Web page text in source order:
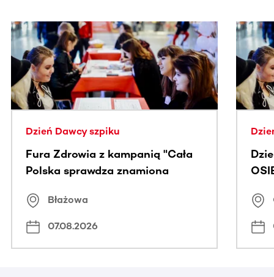
Ta sekcja zawiera treści przewijane w poziomie. Użyj
Dzień Dawcy szpiku
Fura Zdrowia z kampanią "Cała
Polska sprawdza znamiona
Błażowa
07.08.2026